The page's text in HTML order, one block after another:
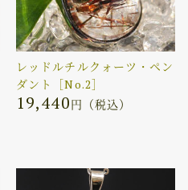
レッドルチルクォーツ・ペン
ダント［No.2］
19,440円（税込）